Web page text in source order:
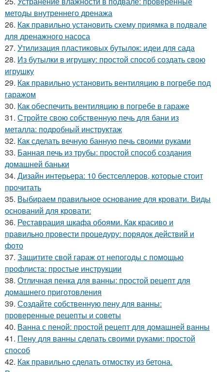
методы внутреннего дренажа
26. Как правильно установить схему приямка в подвале
для дренажного насоса
27. Утилизация пластиковых бутылок: идеи для сада
28. Из бутылки в игрушку: простой способ создать свою
игрушку
29. Как правильно установить вентиляцию в погребе под
гаражом
30. Как обеспечить вентиляцию в погребе в гараже
31. Стройте свою собственную печь для бани из
металла: подробный инструктаж
32. Как сделать вечную банную печь своими руками
33. Банная печь из трубы: простой способ создания
домашней баньки
34. Дизайн интерьера: 10 бестселлеров, которые стоит
прочитать
35. Выбираем правильное основание для кровати. Виды
оснований для кровати:
36. Реставрация шкафа обоями. Как красиво и
правильно провести процедуру: порядок действий и
фото
37. Защитите свой гараж от непогоды с помощью
профлиста: простые инструкции
38. Отличная пенка для ванны: простой рецепт для
домашнего приготовления
39. Создайте собственную пену для ванны:
проверенные рецепты и советы
40. Ванна с пеной: простой рецепт для домашней ванны
41. Пену для ванны сделать своими руками: простой
способ
42. Как правильно сделать отмостку из бетона.